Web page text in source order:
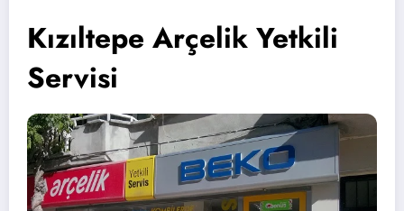
Kızıltepe Arçelik Yetkili
Servisi